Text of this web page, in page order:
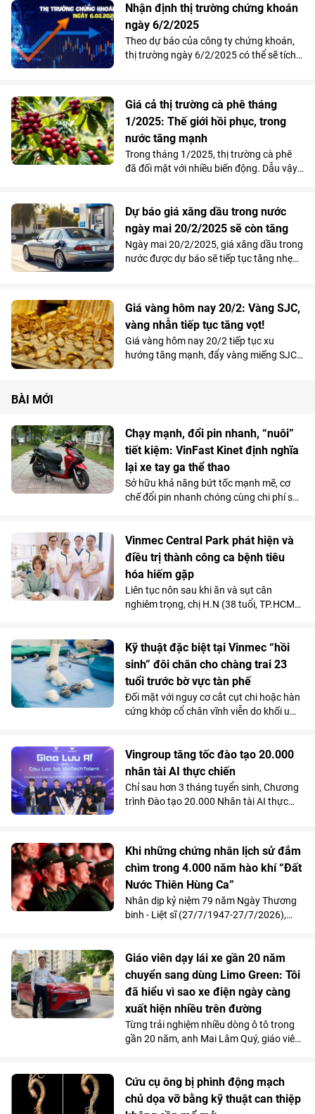
Nhận định thị trường chứng khoán
ngày 6/2/2025
Theo dự báo của công ty chứng khoán,
thị trường ngày 6/2/2025 có thể sẽ tích
trọng trước rủi ro VN-Index có thể hoàn
thành mẫu hình evening star.
Giá cả thị trường cà phê tháng
1/2025: Thế giới hồi phục, trong
nước tăng mạnh
Trong tháng 1/2025, thị trường cà phê
đã đối mặt với nhiều biến động. Dẫu vậy,
tục tăng trưởng mạnh mẽ.
Dự báo giá xăng dầu trong nước
ngày mai 20/2/2025 sẽ còn tăng
Ngày mai 20/2/2025, giá xăng dầu trong
nước được dự báo sẽ tiếp tục tăng nhẹ
2 liên tiếp của thị trường xăng dầu nội
địa.
Giá vàng hôm nay 20/2: Vàng SJC,
vàng nhẫn tiếp tục tăng vọt!
Giá vàng hôm nay 20/2 tiếp tục xu
hướng tăng mạnh, đẩy vàng miếng SJC
giá vàng sẽ còn tiếp tục tăng hay sẽ hạ
nhiệt trong thời gian tới?
BÀI MỚI
Chạy mạnh, đổi pin nhanh, “nuôi”
tiết kiệm: VinFast Kinet định nghĩa
lại xe tay ga thể thao
Sở hữu khả năng bứt tốc mạnh mẽ, cơ
chế đổi pin nhanh chóng cùng chi phí sử
lựa chọn sáng giá hơn hẳn so với những
mẫu xe tay ga chạy xăng trên thị trường.
Vinmec Central Park phát hiện và
điều trị thành công ca bệnh tiêu
hóa hiếm gặp
Liên tục nôn sau khi ăn và sụt cân
nghiêm trọng, chị H.N (38 tuổi, TP.HCM)
căn bệnh tiêu hóa hiếm gặp chỉ chiếm
dưới 0,3% dân số.
Kỹ thuật đặc biệt tại Vinmec “hồi
sinh” đôi chân cho chàng trai 23
tuổi trước bờ vực tàn phế
Đối mặt với nguy cơ cắt cụt chi hoặc hàn
cứng khớp cổ chân vĩnh viễn do khối u
toàn bộ xương sên bằng vật liệu
Titanium in 3D tại Bệnh viện Đa khoa
Quốc tế Vinmec Times City.
Vingroup tăng tốc đào tạo 20.000
nhân tài AI thực chiến
Chỉ sau hơn 3 tháng tuyển sinh, Chương
trình Đào tạo 20.000 Nhân tài AI thực
quả 100% học viên đạt chuẩn khóa I
được mời làm việc ngay sau khi tốt
nghiệp, Chương trình đang tăng tốc mở
rộng quy mô đào tạo nhằm đảm bảo
mục tiêu cung cấp từ 10.000 - 20.000
nhân tài AI trong vòng 2 năm, đáp ứng
Khi những chứng nhân lịch sử đắm
chìm trong 4.000 năm hào khí “Đất
Nước Thiên Hùng Ca”
Nhân dịp kỷ niệm 79 năm Ngày Thương
binh - Liệt sĩ (27/7/1947-27/7/2026),
chiến thưởng thức show diễn “Đất Nước
Thiên Hùng Ca” tại Vinpearl Theatre
Ocean City. Phản hồi xúc động của chính
những người từng đi qua chiến tranh đã
góp phần khẳng định ý nghĩa nhân văn
và giá trị lan tỏa của tác phẩm nghệ
thuật lấy cảm hứng từ hơn 4.000 năm
Giáo viên dạy lái xe gần 20 năm
chuyển sang dùng Limo Green: Tôi
đã hiểu vì sao xe điện ngày càng
xuất hiện nhiều trên đường
Từng trải nghiệm nhiều dòng ô tô trong
gần 20 năm, anh Mai Lâm Quý, giáo viên
Green đã thay đổi hoàn toàn góc nhìn
của anh về xe điện. Không gian 7 chỗ
rộng rãi, khả năng tăng tốc mượt và chi
Cứu cụ ông bị phình động mạch
chủ dọa vỡ bằng kỹ thuật can thiệp